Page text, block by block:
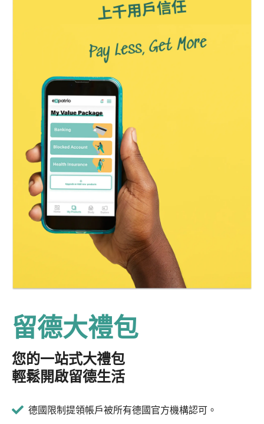
留德大禮包
您的一站式大禮包
輕鬆開啟留德生活
德國限制提領帳戶被所有德國官方機構認可。